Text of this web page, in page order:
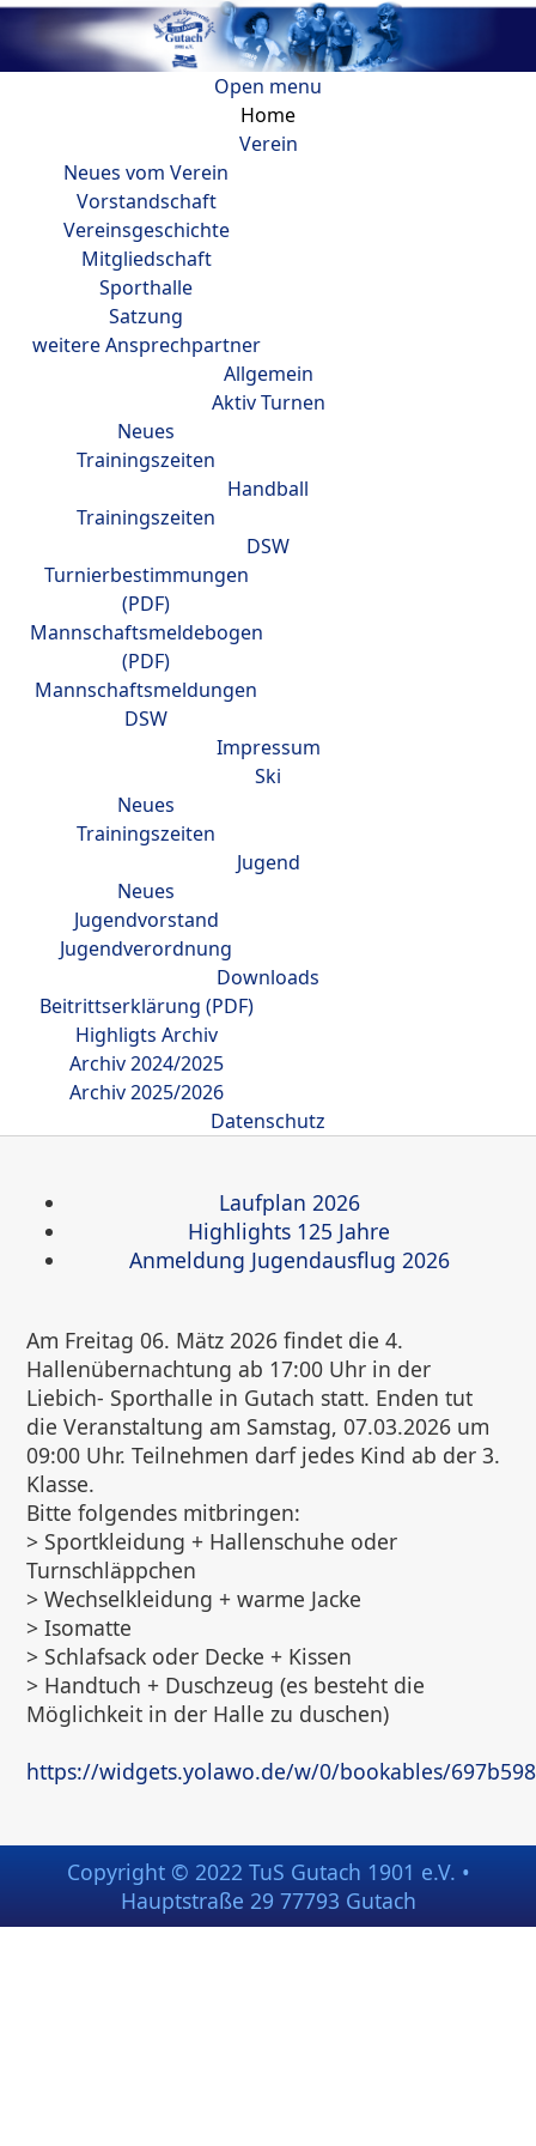
Open menu
Home
Verein
Neues vom Verein
Vorstandschaft
Vereinsgeschichte
Mitgliedschaft
Sporthalle
Satzung
weitere Ansprechpartner
Allgemein
Aktiv Turnen
Neues
Trainingszeiten
Handball
Trainingszeiten
DSW
Turnierbestimmungen
(PDF)
Mannschaftsmeldebogen
(PDF)
Mannschaftsmeldungen
DSW
Impressum
Ski
Neues
Trainingszeiten
Jugend
Neues
Jugendvorstand
Jugendverordnung
Downloads
Beitrittserklärung (PDF)
Highligts Archiv
Archiv 2024/2025
Archiv 2025/2026
Datenschutz
Laufplan 2026
Highlights 125 Jahre
Anmeldung Jugendausflug 2026
Am Freitag 06. Mätz 2026 findet die 4.
Hallenübernachtung ab 17:00 Uhr in der
Liebich- Sporthalle in Gutach statt. Enden tut
die Veranstaltung am Samstag, 07.03.2026 um
09:00 Uhr. Teilnehmen darf jedes Kind ab der 3.
Klasse.
Bitte folgendes mitbringen:
> Sportkleidung + Hallenschuhe oder
Turnschläppchen
> Wechselkleidung + warme Jacke
> Isomatte
> Schlafsack oder Decke + Kissen
> Handtuch + Duschzeug (es besteht die
Möglichkeit in der Halle zu duschen)
https://widgets.yolawo.de/w/0/bookables/
Copyright © 2022 TuS Gutach 1901 e.V. •
Hauptstraße 29 77793 Gutach